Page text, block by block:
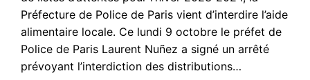
Préfecture de Police de Paris vient d’interdire l’aide
alimentaire locale. Ce lundi 9 octobre le préfet de
Police de Paris Laurent Nuñez a signé un arrêté
prévoyant l’interdiction des distributions…